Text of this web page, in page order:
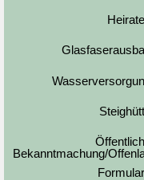
Bekanntmachung/